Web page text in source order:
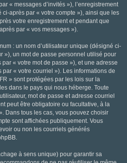
« messages d’invités »), l’enregistrement
ci-après par « votre compte »), ainsi que les
votre enregistrement et pendant que
par « vos messages »).
: un nom d’utilisateur unique (désigné ci-
»), un mot de passe personnel utilisé pour
« votre mot de passe »), et une adresse
« votre courriel »). Les informations de
» sont protégées par les lois sur la
dans le pays qui nous héberge. Toute
mot de passe et adresse courriel
peut être obligatoire ou facultative, à la
Dans tous les cas, vous pouvez choisir
sont affichées publiquement. Vous
ou non les courriels générés
à sens unique) pour garantir sa